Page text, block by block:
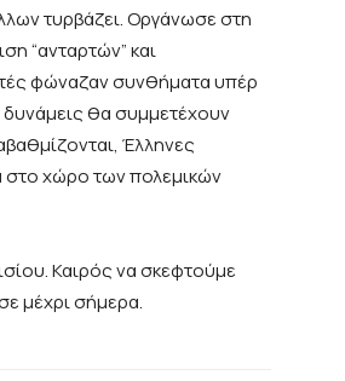
τυρβάζει. Οργάνωσε στη
“ανταρτών” και
φώναζαν συνθήματα υπέρ
δυνάμεις θα συμμετέχουν
Έλληνες
στο χώρο των πολεμικών
Καιρός να σκεφτούμε
μέχρι σήμερα.